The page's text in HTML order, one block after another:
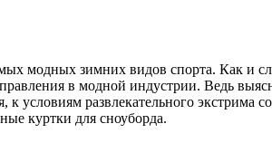
модных зимних видов спорта. Как и
в модной индустрии. Ведь
к условиям развлекательного экстрима
куртки для сноуборда.